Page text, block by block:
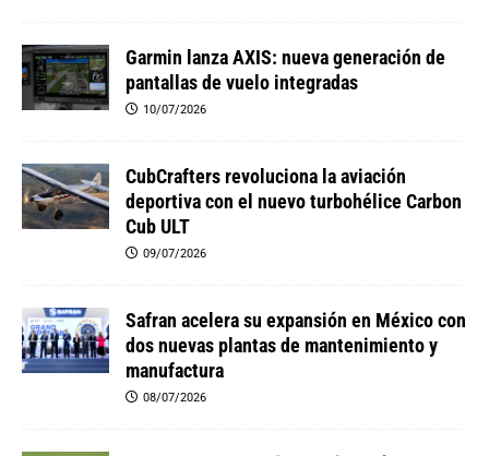
Garmin lanza AXIS: nueva generación de
pantallas de vuelo integradas
10/07/2026
CubCrafters revoluciona la aviación
deportiva con el nuevo turbohélice Carbon
Cub ULT
09/07/2026
Safran acelera su expansión en México con
dos nuevas plantas de mantenimiento y
manufactura
08/07/2026